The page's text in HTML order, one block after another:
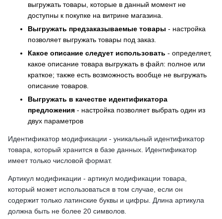
выгружать товары, которые в данный момент не
доступны к покупке на витрине магазина.
Выгружать предзаказываемые товары - настройка
позволяет выгружать товары под заказ.
Какое описание следует использовать - определяет,
какое описание товара выгружать в файл: полное или
краткое; также есть возможность вообще не выгружать
описание товаров.
Выгружать в качестве идентификатора
предложения - настройка позволяет выбрать один из
двух параметров
Идентификатор модификации - уникальный идентификатор
товара, который хранится в базе данных. Идентификатор
имеет только числовой формат.
Артикул модификации - артикул модификации товара,
который может использоваться в том случае, если он
содержит только латинские буквы и цифры. Длина артикула
должна быть не более 20 символов.